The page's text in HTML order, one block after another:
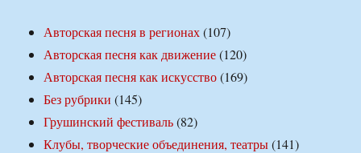
Авторская песня в регионах(107)
Авторская песня как движение(120)
Авторская песня как искусство(169)
Без рубрики (145)
Грушинский фестиваль(82)
Клубы, творческие объединения, театры(141)